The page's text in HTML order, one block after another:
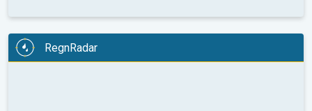
RegnRadar